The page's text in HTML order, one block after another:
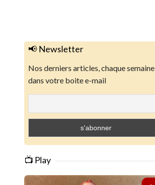
📢 Newsletter
Nos derniers articles, chaque semaine
dans votre boite e-mail
📺 Play